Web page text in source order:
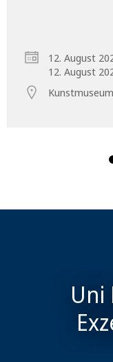
12. August
12. August
Uni